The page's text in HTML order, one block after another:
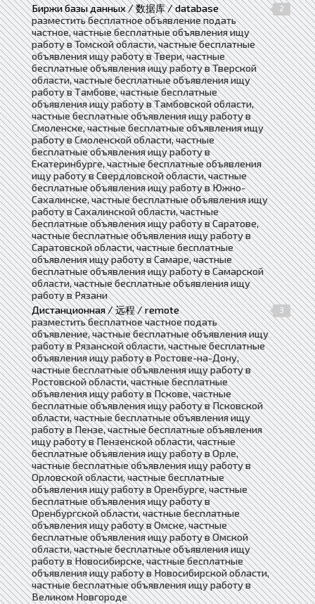
Биржи базы данных / 数据库 / database
2
разместить бесплатное объявление подать
частное, частные бесплатные объявления ищу
работу в Томской области, частные бесплатные
объявления ищу работу в Твери, частные
бесплатные объявления ищу работу в Тверской
области, частные бесплатные объявления ищу
работу в Тамбове, частные бесплатные
объявления ищу работу в Тамбовской области,
частные бесплатные объявления ищу работу в
Смоленске, частные бесплатные объявления ищу
работу в Смоленской области, частные
бесплатные объявления ищу работу в
Екатеринбурге, частные бесплатные объявления
ищу работу в Свердловской области, частные
бесплатные объявления ищу работу в Южно-
Сахалинске, частные бесплатные объявления ищу
работу в Сахалинской области, частные
бесплатные объявления ищу работу в Саратове,
частные бесплатные объявления ищу работу в
Саратовской области, частные бесплатные
объявления ищу работу в Самаре, частные
бесплатные объявления ищу работу в Самарской
области, частные бесплатные объявления ищу
работу в Рязани
Дистанционная / 远程 / remote
3
разместить бесплатное частное подать
объявление, частные бесплатные объявления ищу
работу в Рязанской области, частные бесплатные
объявления ищу работу в Ростове-на-Дону,
частные бесплатные объявления ищу работу в
Ростовской области, частные бесплатные
объявления ищу работу в Пскове, частные
бесплатные объявления ищу работу в Псковской
области, частные бесплатные объявления ищу
работу в Пензе, частные бесплатные объявления
ищу работу в Пензенской области, частные
бесплатные объявления ищу работу в Орле,
частные бесплатные объявления ищу работу в
Орловской области, частные бесплатные
объявления ищу работу в Оренбурге, частные
бесплатные объявления ищу работу в
Оренбургской области, частные бесплатные
объявления ищу работу в Омске, частные
бесплатные объявления ищу работу в Омской
области, частные бесплатные объявления ищу
работу в Новосибирске, частные бесплатные
объявления ищу работу в Новосибирской области,
частные бесплатные объявления ищу работу в
Великом Новгороде